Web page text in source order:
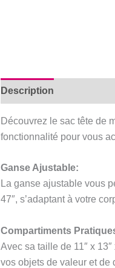
Description
Découvrez le sac tête de
fonctionnalité pour vous
Ganse Ajustable:
La ganse ajustable vous
47″, s’adaptant à votre
Compartiments
Avec sa taille de 11″ x
vos objets de valeur et de